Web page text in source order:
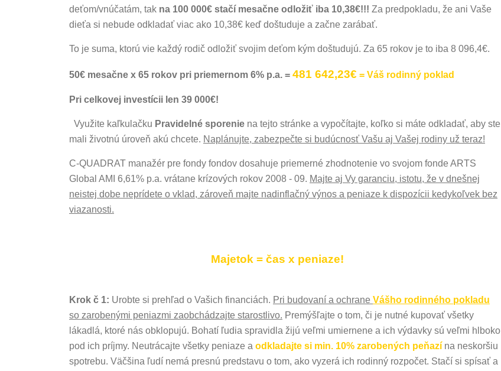
deťom/vnúčatám, tak na 100 000€ stačí mesačne odložiť iba 10,38€!!! Za predpokladu, že ani Vaše
dieťa si nebude odkladať viac ako 10,38€ keď doštuduje a začne zarábať.
To je suma, ktorú vie každý rodič odložiť svojim deťom kým doštudujú. Za 65 rokov je to iba 8 096,4€.
50€ mesačne x 65 rokov pri priemernom 6% p.a. = 481 642,23€ = Váš rodinný poklad
Pri celkovej investícii len 39 000€!
Využite kaľkulačku Pravidelné sporenie na tejto stránke a vypočítajte, koľko si máte odkladať, aby ste
mali životnú úroveň akú chcete. Naplánujte, zabezpečte si budúcnosť Vašu aj Vašej rodiny už teraz!
C-QUADRAT manažér pre fondy fondov dosahuje priemerné zhodnotenie vo svojom fonde ARTS
Global AMI 6,61% p.a. vrátane krízových rokov 2008 - 09. Majte aj Vy garanciu, istotu, že v dnešnej
neistej dobe neprídete o vklad, zároveň majte nadinflačný výnos a peniaze k dispozícii kedykoľvek bez
viazanosti.
Majetok = čas x peniaze!
Krok č 1: Urobte si prehľad o Vašich financiách. Pri budovaní a ochrane Vášho rodinného pokladu
so zarobenými peniazmi zaobchádzajte starostlivo. Premýšľajte o tom, či je nutné kupovať všetky
lákadlá, ktoré nás obklopujú. Bohatí ľudia spravidla žijú veľmi umiernene a ich výdavky sú veľmi hlboko
pod ich príjmy. Neutrácajte všetky peniaze a odkladajte si min. 10% zarobených peňazí na neskoršiu
spotrebu. Väčšina ľudí nemá presnú predstavu o tom, ako vyzerá ich rodinný rozpočet. Stačí si spísať a